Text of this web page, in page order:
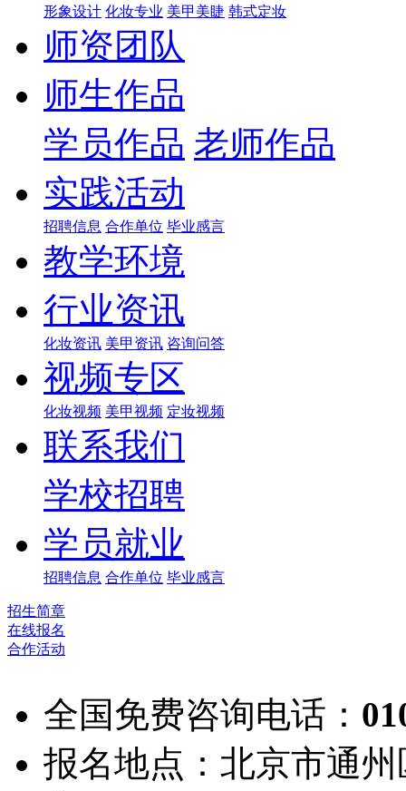
形象设计 化妆专业 美甲美睫 韩式定妆
师资团队
师生作品
学员作品 老师作品
实践活动
招聘信息 合作单位 毕业感言
教学环境
行业资讯
化妆资讯 美甲资讯 咨询问答
视频专区
化妆视频 美甲视频 定妆视频
联系我们
学校招聘
学员就业
招聘信息 合作单位 毕业感言
招生简章
在线报名
合作活动
全国免费咨询电话：
报名地点：北京市通